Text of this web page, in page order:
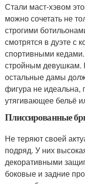
Стали маст-хэвом
можно сочетать не
строгими
смотрятся в дуэте с
спортивными
стройным девушкам.
остальные дамы
фигура не идеальна,
утягивающее бельё
Плиссированные
Не теряют своей
подряд. У них
декоративными
боковые и задние